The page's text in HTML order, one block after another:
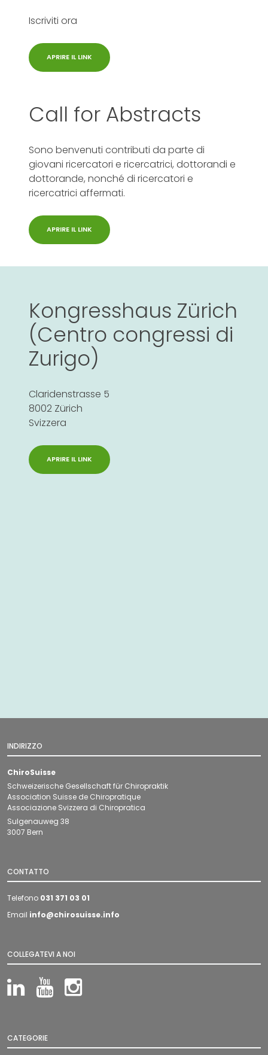
Iscriviti ora
APRIRE IL LINK
Call for Abstracts
Sono benvenuti contributi da parte di
giovani ricercatori e ricercatrici, dottorandi e
dottorande, nonché di ricercatori e
ricercatrici affermati.
APRIRE IL LINK
Kongresshaus Zürich
(Centro congressi di
Zurigo)
Claridenstrasse 5
8002 Zürich
Svizzera
APRIRE IL LINK
INDIRIZZO
ChiroSuisse
Schweizerische Gesellschaft für Chiropraktik
Association Suisse de Chiropratique
Associazione Svizzera di Chiropratica
Sulgenauweg 38
3007 Bern
CONTATTO
Telefono 031 371 03 01
Email info@chirosuisse.info
COLLEGATEVI A NOI
LinkedIn
YouTube
CATEGORIE